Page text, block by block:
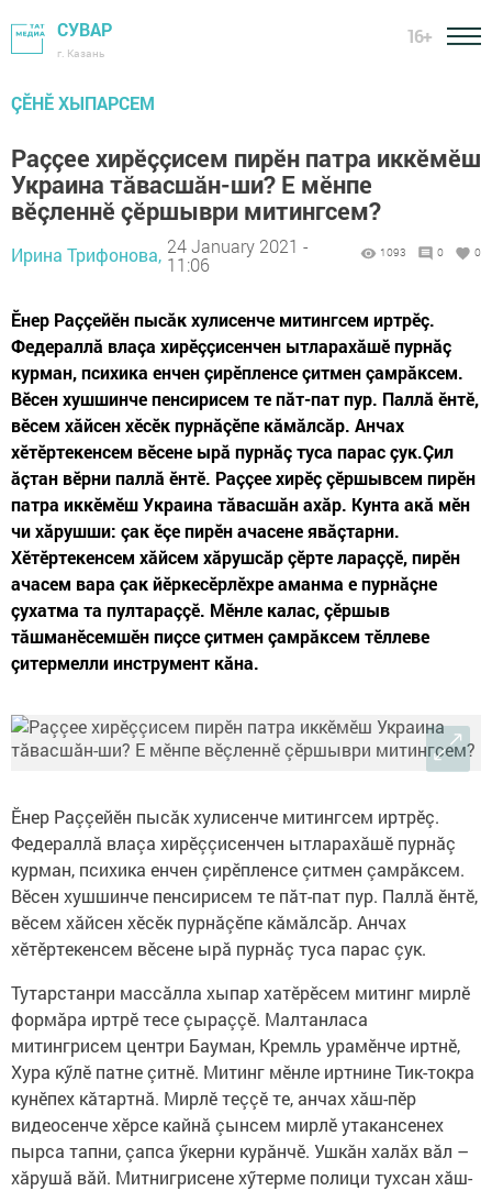
СУВАР
г. Казань
16+
ÇӖНӖ ХЫПАРСЕМ
Раççее хирӗççисем пирӗн патра иккӗмӗш
Украина тăвасшăн-ши? Е мӗнпе
вӗçленнӗ çӗршыври митингсем?
Ирина Трифонова, 24 January 2021 -
11:06
1093 0 0
Ӗнер Раççейӗн пысăк хулисенче митингсем иртрӗç.
Федераллă влаçа хирӗççисенчен ытларахăшӗ пурнăç
курман, психика енчен çирӗпленсе çитмен çамрăксем.
Вӗсен хушшинче пенсирисем те пăт-пат пур. Паллă ӗнтӗ,
вӗсем хăйсен хӗсӗк пурнăçӗпе кăмăлсăр. Анчах
хӗтӗртекенсем вӗсене ырă пурнăç туса парас çук.Çил
ăçтан вӗрни паллă ӗнтӗ. Раççее хирӗç çӗршывсем пирӗн
патра иккӗмӗш Украина тăвасшăн ахăр. Кунта акă мӗн
чи хăрушши: çак ӗçе пирӗн ачасене явăçтарни.
Хӗтӗртекенсем хăйсем хăрушсăр çӗрте лараççӗ, пирӗн
ачасем вара çак йӗркесӗрлӗхре аманма е пурнăçне
çухатма та пултараççӗ. Мӗнле калас, çӗршыв
тăшманӗсемшӗн пиçсе çитмен çамрăксем тӗллеве
çитермелли инструмент кăна.
Ӗнер Раççейӗн пысăк хулисенче митингсем иртрӗç.
Федераллă влаçа хирӗççисенчен ытларахăшӗ пурнăç
курман, психика енчен çирӗпленсе çитмен çамрăксем.
Вӗсен хушшинче пенсирисем те пăт-пат пур. Паллă ӗнтӗ,
вӗсем хăйсен хӗсӗк пурнăçӗпе кăмăлсăр. Анчах
хӗтӗртекенсем вӗсене ырă пурнăç туса парас çук.
Тутарстанри массăлла хыпар хатӗрӗсем митинг мирлӗ
формăра иртрӗ тесе çыраççӗ. Малтанласа
митингрисем центри Бауман, Кремль урамӗнче иртнӗ,
Хура кӳлӗ патне çитнӗ. Митинг мӗнле иртнине Тик-токра
кунӗпех кăтартнă. Мирлӗ теççӗ те, анчах хăш-пӗр
видеосенче хӗрсе кайнă çынсем мирлӗ утакансенех
пырса тапни, çапса ӳкерни курăнчӗ. Ушкăн халăх вăл –
хăрушă вăй. Митнигрисене хӳтерме полици тухсан хăш-